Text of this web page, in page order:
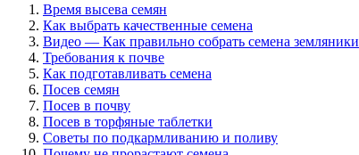
Время высева семян
Как выбрать качественные семена
Видео — Как правильно собрать семена земляники
Требования к почве
Как подготавливать семена
Посев семян
Посев в почву
Посев в торфяные таблетки
Советы по подкармливанию и поливу